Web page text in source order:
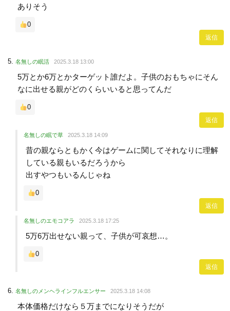
ありそう
0
返信
名無しの眠活 2025.3.18 13:00
5万とか6万とかターゲット誰だよ。子供のおもちゃにそん
なに出せる親がどのくらいいると思ってんだ
0
返信
名無しの眠で草 2025.3.18 14:09
昔の親ならともかく今はゲームに関してそれなりに理解
している親もいるだろうから
出すやつもいるんじゃね
0
返信
名無しのエモコアラ 2025.3.18 17:25
5万6万出せない親って、子供が可哀想…。
0
返信
名無しのメンヘラインフルエンサー 2025.3.18 14:08
本体価格だけなら５万までになりそうだが